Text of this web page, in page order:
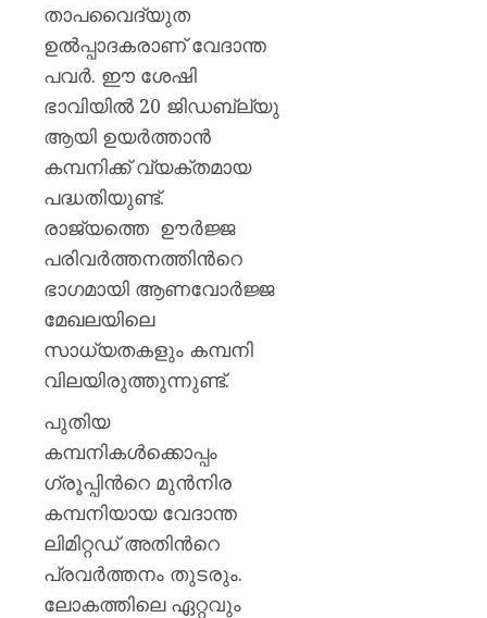
താപവൈദ്യുത
ഉല്‍പ്പാദകരാണ് വേദാന്ത
പവര്‍. ഈ ശേഷി
ഭാവിയില്‍ 20 ജിഡബ്ല്യു
ആയി ഉയര്‍ത്താന്‍
കമ്പനിക്ക് വ്യക്തമായ
പദ്ധതിയുണ്ട്.
രാജ്യത്തെ ഊര്‍ജ്ജ
പരിവര്‍ത്തനത്തിന്‍റെ
ഭാഗമായി ആണവോര്‍ജ്ജ
മേഖലയിലെ
സാധ്യതകളും കമ്പനി
വിലയിരുത്തുന്നുണ്ട്.
പുതിയ
കമ്പനികള്‍ക്കൊപ്പം
ഗ്രൂപ്പിന്‍റെ മുന്‍നിര
കമ്പനിയായ വേദാന്ത
ലിമിറ്റഡ് അതിന്‍റെ
പ്രവര്‍ത്തനം തുടരും.
ലോകത്തിലെ ഏറ്റവും